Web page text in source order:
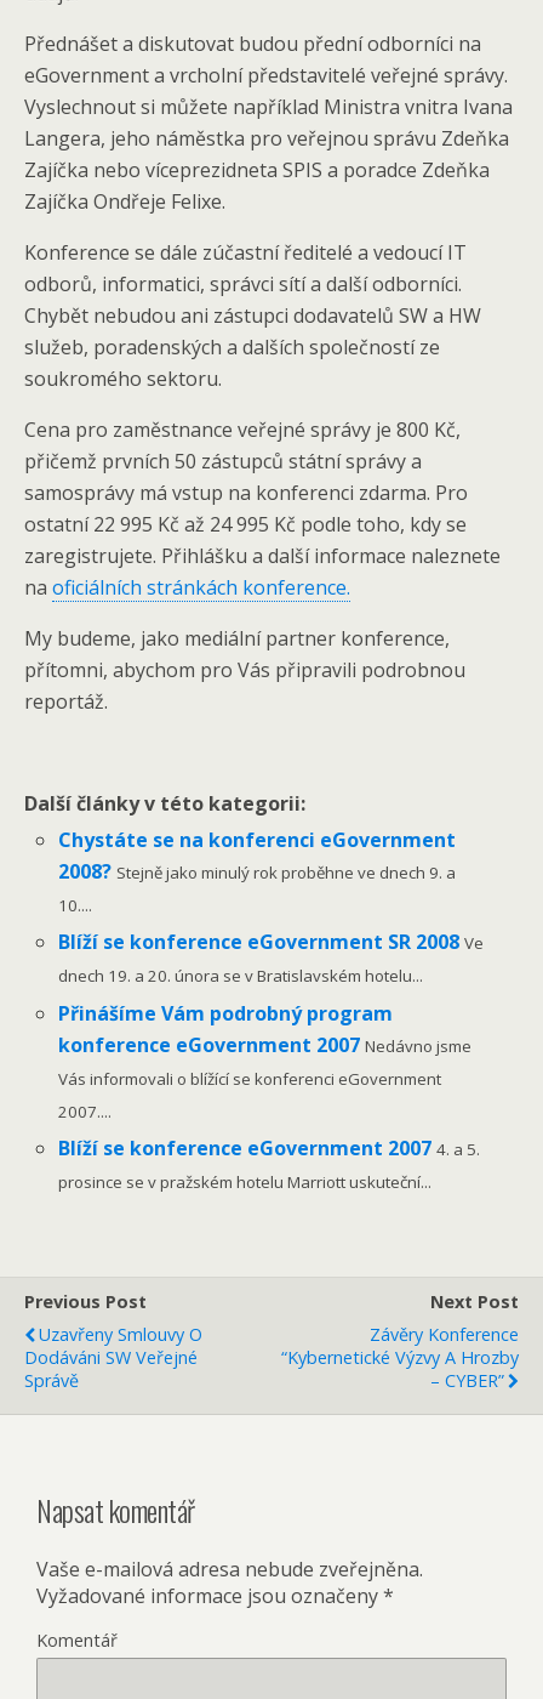
Přednášet a diskutovat budou přední odborníci na
eGovernment a vrcholní představitelé veřejné správy.
Vyslechnout si můžete například Ministra vnitra Ivana
Langera, jeho náměstka pro veřejnou správu Zdeňka
Zajíčka nebo víceprezidneta SPIS a poradce Zdeňka
Zajíčka Ondřeje Felixe.
Konference se dále zúčastní ředitelé a vedoucí IT
odborů, informatici, správci sítí a další odborníci.
Chybět nebudou ani zástupci dodavatelů SW a HW
služeb, poradenských a dalších společností ze
soukromého sektoru.
Cena pro zaměstnance veřejné správy je 800 Kč,
přičemž prvních 50 zástupců státní správy a
samosprávy má vstup na konferenci zdarma. Pro
ostatní 22 995 Kč až 24 995 Kč podle toho, kdy se
zaregistrujete. Přihlášku a další informace naleznete
na oficiálních stránkách konference.
My budeme, jako mediální partner konference,
přítomni, abychom pro Vás připravili podrobnou
reportáž.
Další články v této kategorii:
Chystáte se na konferenci eGovernment
2008? Stejně jako minulý rok proběhne ve dnech 9. a
10....
Blíží se konference eGovernment SR 2008Ve
dnech 19. a 20. února se v Bratislavském hotelu...
Přinášíme Vám podrobný program
konference eGovernment 2007Nedávno jsme
Vás informovali o blížící se konferenci eGovernment
2007....
Blíží se konference eGovernment 20074. a 5.
prosince se v pražském hotelu Marriott uskuteční...
Previous Post
Uzavřeny Smlouvy O
Dodáváni SW Veřejné
Správě
Next Post
Závěry Konference
“Kybernetické Výzvy A Hrozby
– CYBER”
Napsat komentář
Vaše e-mailová adresa nebude zveřejněna.
Vyžadované informace jsou označeny*
Komentář